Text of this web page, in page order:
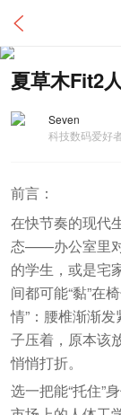
夏草木Fit2
Seven
科技数码爱好
前言：
在快节奏的现代
态——办公室里
的学生，或是宅
间都可能“黏”在
情”：腰椎渐渐
子压着，原本该
悄悄打折。
选一把能“托住”